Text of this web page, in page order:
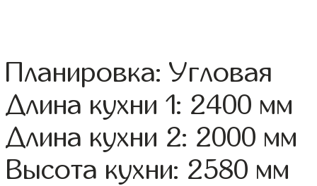
Планировка: Угловая
Длина кухни 1: 2400 мм
Длина кухни 2: 2000 мм
Высота кухни: 2580 мм